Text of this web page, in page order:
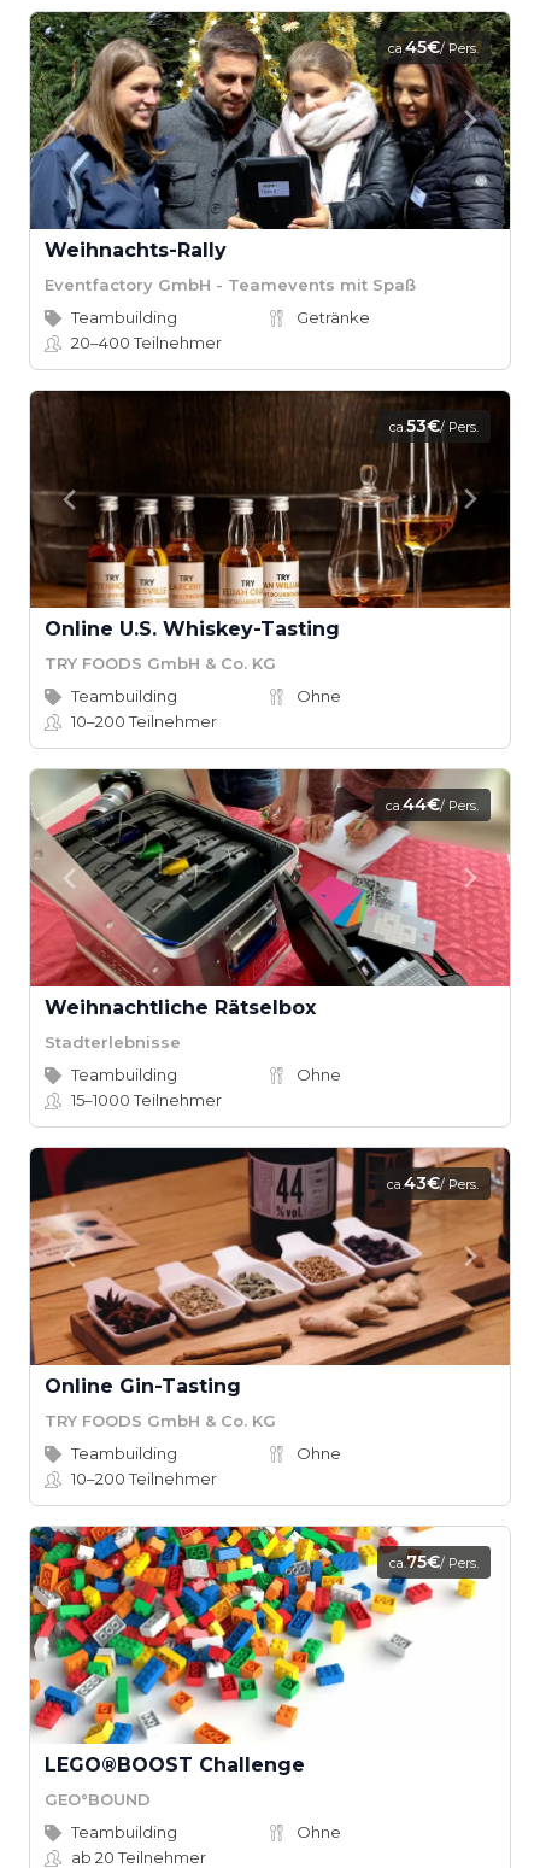
ca.45€/ Pers.
Weihnachts-Rally
Eventfactory GmbH - Teamevents mit Spaß
Teambuilding
Getränke
20–400Teilnehmer
ca.53€/ Pers.
Online U.S. Whiskey-Tasting
TRY FOODS GmbH & Co. KG
Teambuilding
Ohne
10–200Teilnehmer
ca.44€/ Pers.
Weihnachtliche Rätselbox
Stadterlebnisse
Teambuilding
Ohne
15–1000Teilnehmer
ca.43€/ Pers.
Online Gin-Tasting
TRY FOODS GmbH & Co. KG
Teambuilding
Ohne
10–200Teilnehmer
ca.75€/ Pers.
LEGO®BOOST Challenge
GEO°BOUND
Teambuilding
Ohne
ab 20Teilnehmer